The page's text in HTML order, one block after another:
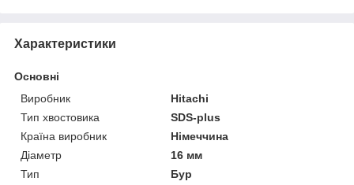
Характеристики
Основні
Виробник
Hitachi
Тип хвостовика
SDS-plus
Країна виробник
Німеччина
Діаметр
16 мм
Тип
Бур